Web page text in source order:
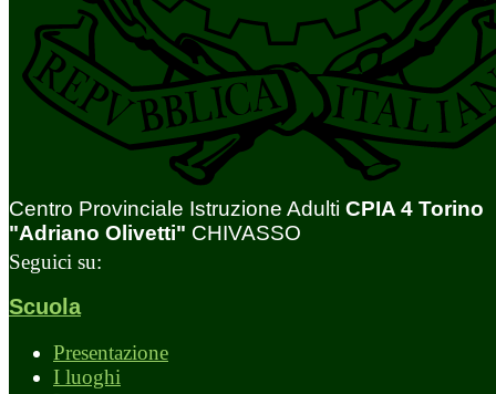
Centro Provinciale Istruzione Adulti CPIA 4 Torino
"Adriano Olivetti" CHIVASSO
Seguici su:
Scuola
Presentazione
I luoghi